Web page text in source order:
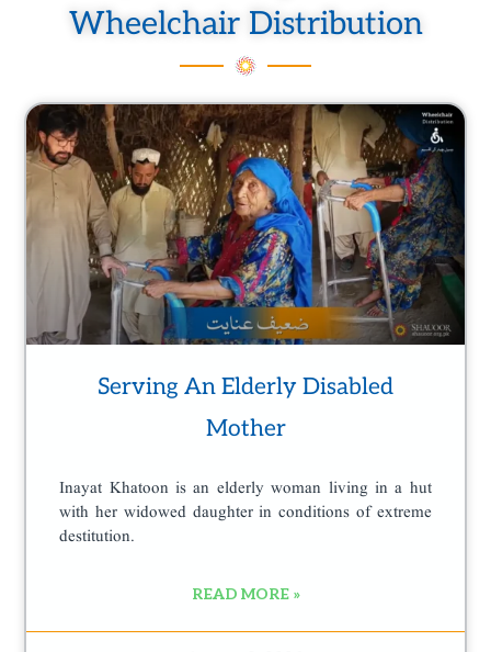
Wheelchair Distribution
Serving An Elderly Disabled
Mother
Inayat Khatoon is an elderly woman living in a hut
with her widowed daughter in conditions of extreme
destitution.
READ MORE »
PagePagePage Page